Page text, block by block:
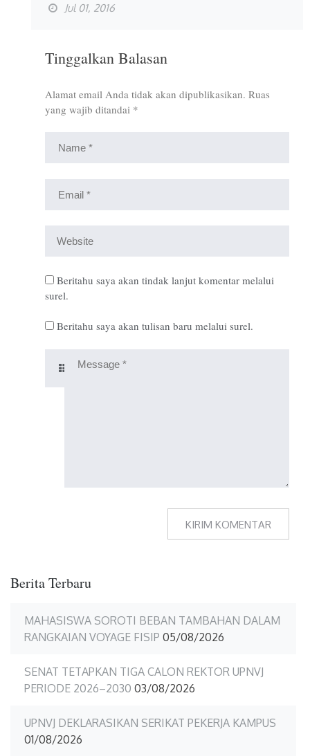
Jul 01, 2016
Tinggalkan Balasan
Alamat email Anda tidak akan dipublikasikan. Ruas
yang wajib ditandai *
Beritahu saya akan tindak lanjut komentar melalui
surel.
Beritahu saya akan tulisan baru melalui surel.
Berita Terbaru
MAHASISWA SOROTI BEBAN TAMBAHAN DALAM
RANGKAIAN VOYAGE FISIP 05/08/2026
SENAT TETAPKAN TIGA CALON REKTOR UPNVJ
PERIODE 2026–2030 03/08/2026
UPNVJ DEKLARASIKAN SERIKAT PEKERJA KAMPUS
01/08/2026